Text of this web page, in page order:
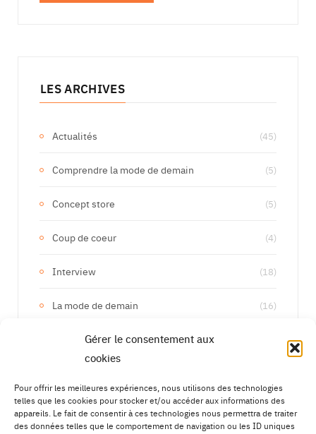
Gérer le consentement aux
cookies
Pour offrir les meilleures expériences, nous utilisons des technologies
telles que les cookies pour stocker et/ou accéder aux informations des
appareils. Le fait de consentir à ces technologies nous permettra de traiter
des données telles que le comportement de navigation ou les ID uniques
LES ARCHIVES
Actualités (45)
Comprendre la mode de demain (5)
Concept store (5)
Coup de coeur (4)
Interview (18)
La mode de demain (16)
Les marques de demain